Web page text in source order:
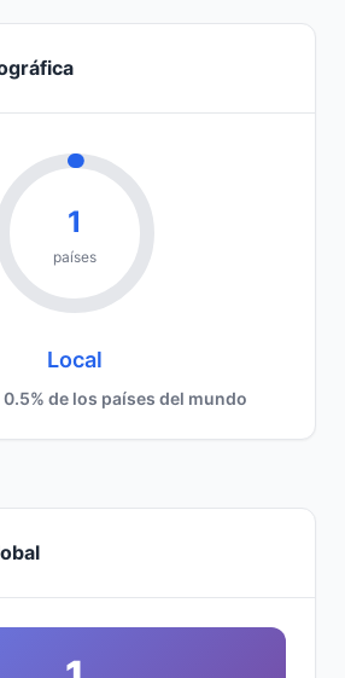
1
países
Local
0.5% de los países del mundo